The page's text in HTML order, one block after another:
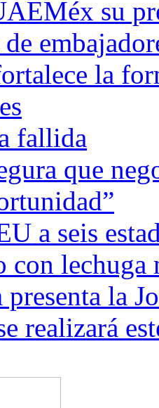
su
la
fallida
que
a seis
con lechuga
presenta la
realizará